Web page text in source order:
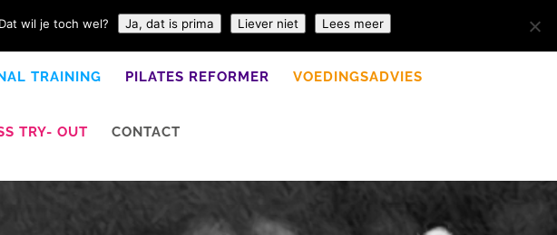
TRAINING PILATES REFORMER VOEDINGSADVIES
TRY- OUT CONTACT
wil je toch wel? Ja, dat is prima Liever niet Lees meer